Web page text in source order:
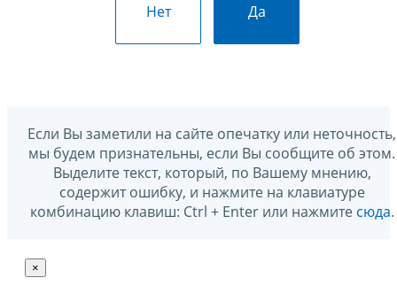
Нет Да
Если Вы заметили на сайте опечатку или неточность,
мы будем признательны, если Вы сообщите об этом.
Выделите текст, который, по Вашему мнению,
содержит ошибку, и нажмите на клавиатуре
комбинацию клавиш: Ctrl + Enter или нажмите сюда.
×